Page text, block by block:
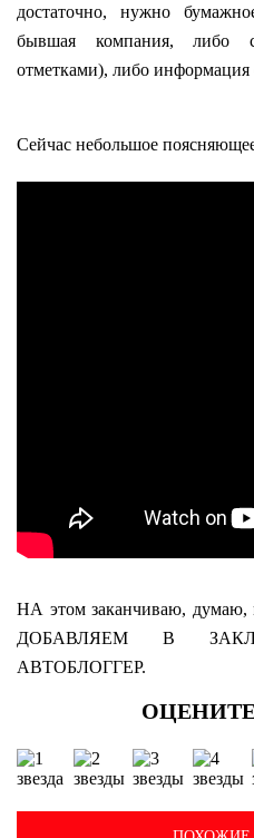
достаточно, нужно
бывшая компания,
отметками), либо
Сейчас небольшое
НА этом заканчиваю, думаю,
ДОБАВЛЯЕМ В
АВТОБЛОГГЕР.